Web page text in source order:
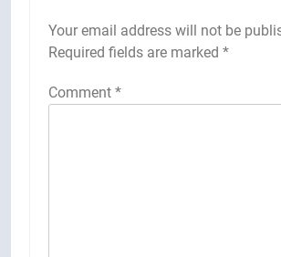
Your email address will not be
Required fields are marked *
Comment *